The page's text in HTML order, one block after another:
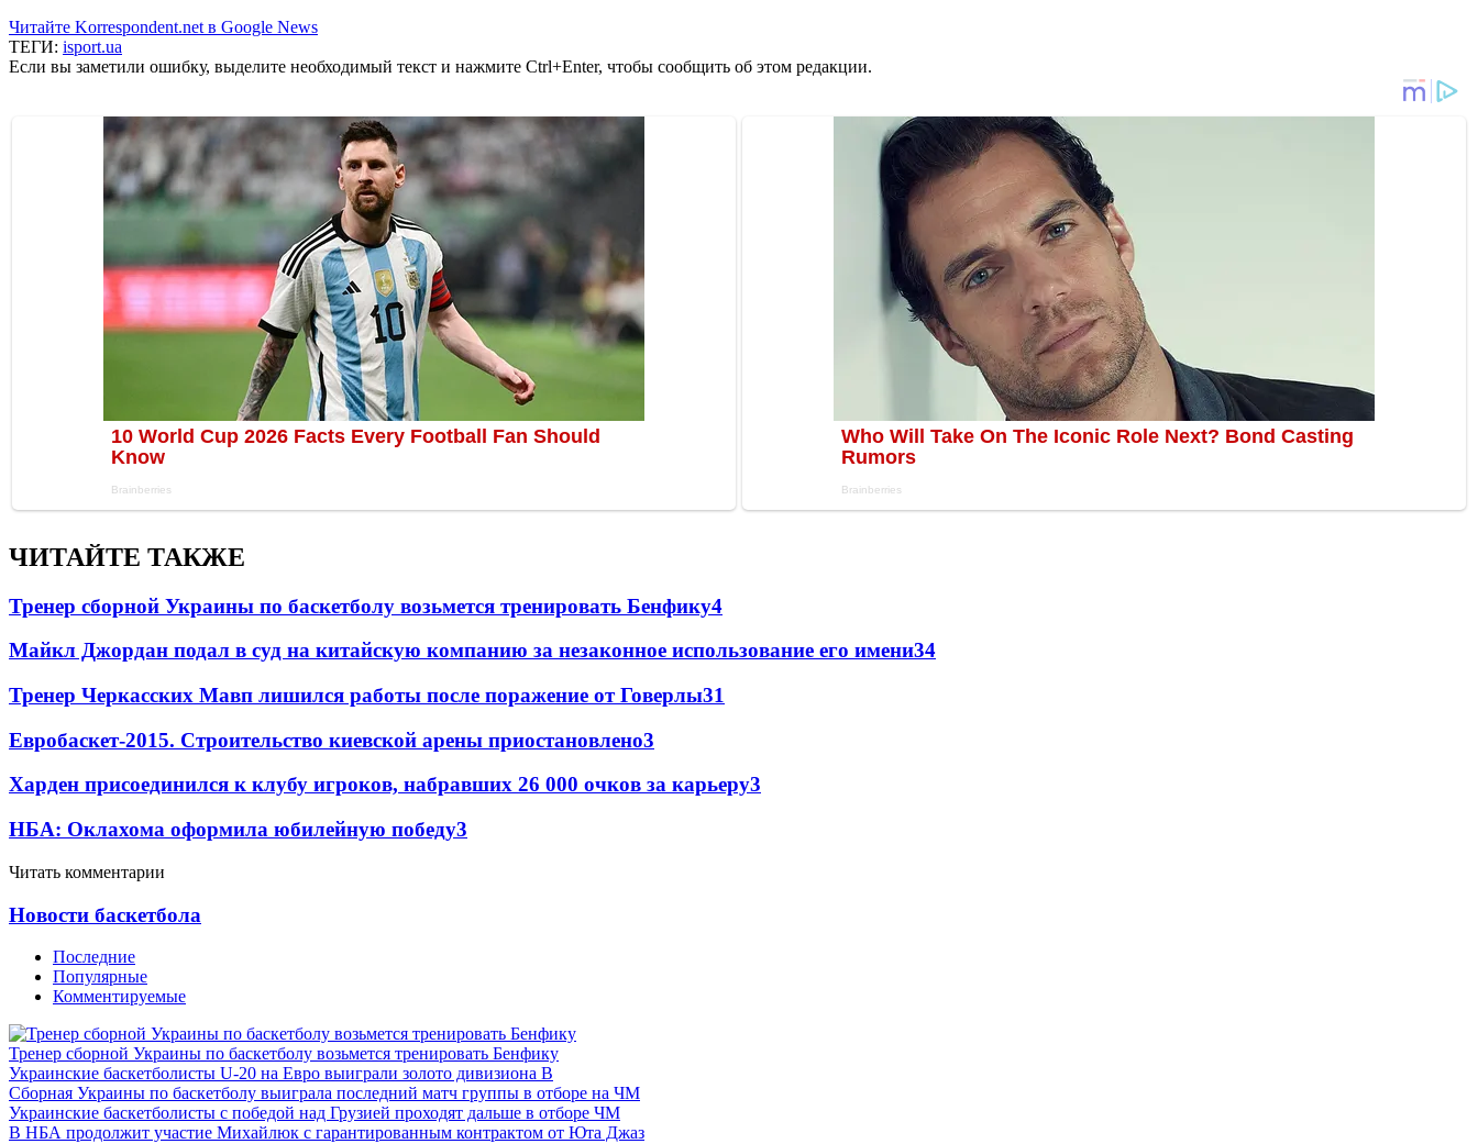
Читайте Korrespondent.net в Google News
ТЕГИ: isport.ua
Если вы заметили ошибку, выделите необходимый текст и нажмите Ctrl+Enter, чтобы сообщить об этом редакции.
ЧИТАЙТЕ ТАКЖЕ
Тренер сборной Украины по баскетболу возьмется тренировать Бенфику4
Майкл Джордан подал в суд на китайскую компанию за незаконное использование его имени34
Тренер Черкасских Мавп лишился работы после поражение от Говерлы31
Евробаскет-2015. Строительство киевской арены приостановлено3
Харден присоединился к клубу игроков, набравших 26 000 очков за карьеру3
НБА: Оклахома оформила юбилейную победу3
Читать комментарии
Новости баскетбола
Последние
Популярные
Комментируемые
Тренер сборной Украины по баскетболу возьмется тренировать Бенфику
Украинские баскетболисты U-20 на Евро выиграли золото дивизиона В
Сборная Украины по баскетболу выиграла последний матч группы в отборе на ЧМ
Украинские баскетболисты с победой над Грузией проходят дальше в отборе ЧМ
В НБА продолжит участие Михайлюк с гарантированным контрактом от Юта Джаз